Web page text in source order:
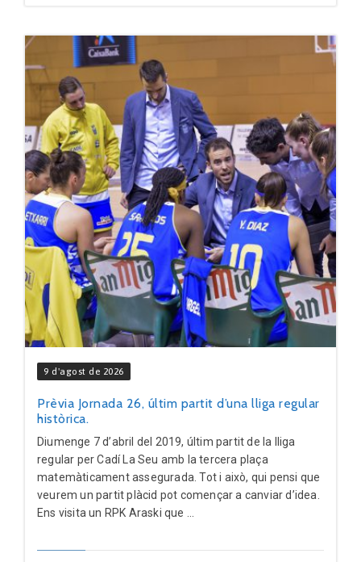
9 d'agost de 2026
Prèvia Jornada 26, últim partit d’una lliga regular
històrica.
Diumenge 7 d’abril del 2019, últim partit de la lliga
regular per Cadí La Seu amb la tercera plaça
matemàticament assegurada. Tot i això, qui pensi que
veurem un partit plàcid pot començar a canviar d’idea.
Ens visita un RPK Araski que ...